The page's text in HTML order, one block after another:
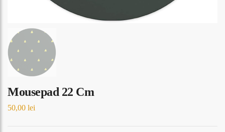
Mousepad 22 Cm
50,00 lei